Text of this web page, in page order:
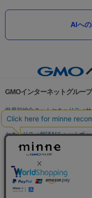
AIへ
GMOインターネットグルー
世界初総合ネットセキュリティ
パスワード漏洩診断
Webサ
セキュリティ相談AIチャットボッ
実在証明・盗聴対策
サイバー攻撃対策（GMO Flatt
セキュリティ事業の軌跡